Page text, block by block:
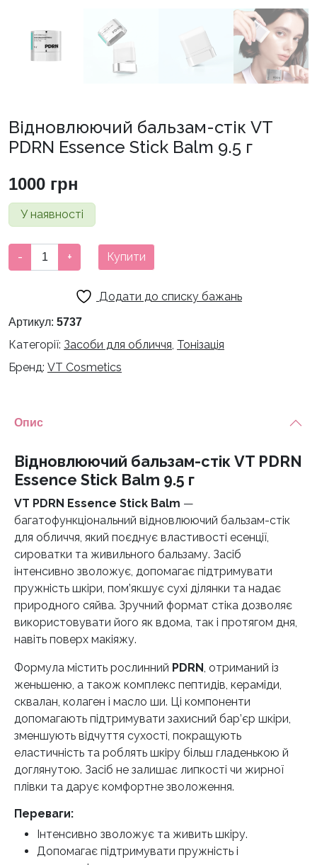
Відновлюючий бальзам-стік VT
PDRN Essence Stick Balm 9.5 г
1000 грн
У наявності
Відновлюючий
бальзам-
PDRN
Balm
кількість
- + Купити
Додати до списку бажань
Артикул: 5737
Категорії: Засоби для обличчя, Тонізація
Бренд: VT Cosmetics
Опис
Відновлюючий бальзам-стік VT PDRN
Essence Stick Balm 9.5 г
VT PDRN Essence Stick Balm —
багатофункціональний відновлюючий бальзам-стік
для обличчя, який поєднує властивості есенції,
сироватки та живильного бальзаму. Засіб
інтенсивно зволожує, допомагає підтримувати
пружність шкіри, пом’якшує сухі ділянки та надає
природного сяйва. Зручний формат стіка дозволяє
використовувати його як вдома, так і протягом дня,
навіть поверх макіяжу.
Формула містить рослинний PDRN, отриманий із
женьшеню, а також комплекс пептидів, кераміди,
сквалан, колаген і масло ши. Ці компоненти
допомагають підтримувати захисний бар’єр шкіри,
зменшують відчуття сухості, покращують
еластичність та роблять шкіру більш гладенькою й
доглянутою. Засіб не залишає липкості чи жирної
плівки та дарує комфортне зволоження.
Переваги:
Інтенсивно зволожує та живить шкіру.
Допомагає підтримувати пружність і